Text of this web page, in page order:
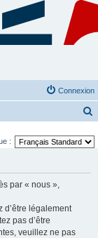
Connexion
:
par « nous »,
d’être légalement
pas d’être
veuillez ne pas